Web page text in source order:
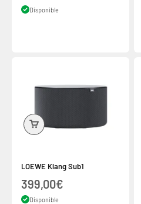
Disponible
LOEWE Klang Sub1
Prix de vente
399,00€
Disponible